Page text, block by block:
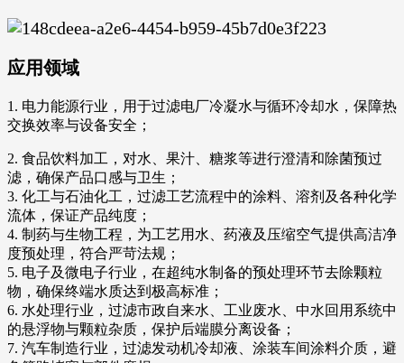
应用领域
1. 电力能源行业，用于过滤电厂冷凝水与循环冷却水，保障热
交换效率与设备安全；
2. 食品饮料加工，对水、果汁、糖浆等进行澄清和除菌预过
滤，确保产品口感与卫生；
3. 化工与石油化工，过滤工艺流程中的涂料、溶剂及各种化学
流体，保证产品纯度；
4. 制药与生物工程，为工艺用水、药液及压缩空气提供高洁净
度预处理，符合严苛法规；
5. 电子及微电子行业，在超纯水制备的预处理环节去除颗粒
物，确保终端水质达到极高标准；
6. 水处理行业，过滤市政自来水、工业废水、中水回用系统中
的悬浮物与颗粒杂质，保护后端膜分离设备；
7. 汽车制造行业，过滤发动机冷却液、涂装车间涂料介质，避